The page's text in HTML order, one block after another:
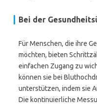
Bei der
Für Menschen, die ihre
möchten, bieten
einfachen Zugang zu
können sie bei
unterstützen, indem sie
Die kontinuierliche